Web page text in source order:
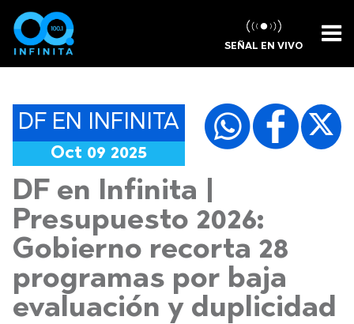
SEÑAL EN VIVO
DF EN INFINITA
Oct 09 2025
DF en Infinita |
Presupuesto 2026:
Gobierno recorta 28
programas por baja
evaluación y duplicidad